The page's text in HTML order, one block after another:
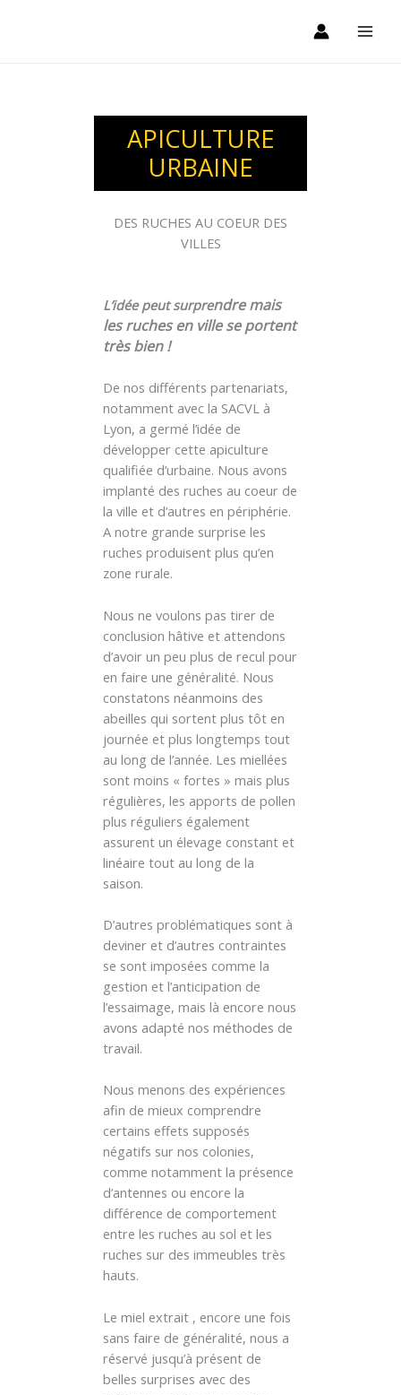
APICULTURE
URBAINE
DES RUCHES AU COEUR DES
VILLES
L’idée peut surprendre mais
les ruches en ville se portent
très bien !
De nos différents partenariats,
notamment avec la SACVL à
Lyon, a germé l’idée de
développer cette apiculture
qualifiée d’urbaine. Nous avons
implanté des ruches au coeur de
la ville et d’autres en périphérie.
A notre grande surprise les
ruches produisent plus qu’en
zone rurale.
Nous ne voulons pas tirer de
conclusion hâtive et attendons
d’avoir un peu plus de recul pour
en faire une généralité. Nous
constatons néanmoins des
abeilles qui sortent plus tôt en
journée et plus longtemps tout
au long de l’année. Les miellées
sont moins « fortes » mais plus
régulières, les apports de pollen
plus réguliers également
assurent un élevage constant et
linéaire tout au long de la
saison.
D’autres problématiques sont à
deviner et d’autres contraintes
se sont imposées comme la
gestion et l’anticipation de
l’essaimage, mais là encore nous
avons adapté nos méthodes de
travail.
Nous menons des expériences
afin de mieux comprendre
certains effets supposés
négatifs sur nos colonies,
comme notamment la présence
d’antennes ou encore la
différence de comportement
entre les ruches au sol et les
ruches sur des immeubles très
hauts.
Le miel extrait , encore une fois
sans faire de généralité, nous a
réservé jusqu’à présent de
belles surprises avec des